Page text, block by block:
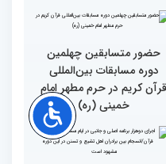
جزئیات اولین روز رقابت
بخش برادران چهلمین دوره
مسابقات بین‌المللی قرآن
کریم
گزارش تصویری آیین
افتتاحیه چهلمین دوره